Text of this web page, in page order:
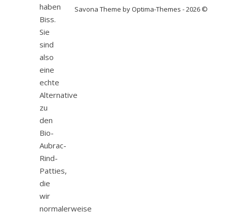
haben
Biss.
Sie
sind
also
eine
echte
Alternative
zu
den
Bio-
Aubrac-
Rind-
Patties,
die
wir
normalerweise
Savona Theme by Optima-Themes - 2026 ©